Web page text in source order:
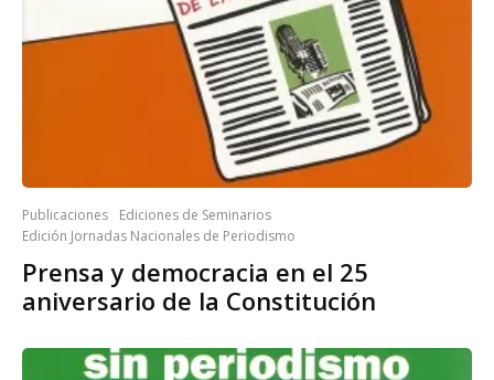
Publicaciones
Ediciones de Seminarios
Edición Jornadas Nacionales de Periodismo
Prensa y democracia en el 25
aniversario de la Constitución